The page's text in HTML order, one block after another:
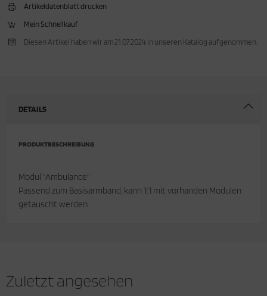
Artikeldatenblatt drucken
Mein Schnellkauf
Diesen Artikel haben wir am 21.07.2024 in unseren Katalog aufgenommen.
DETAILS
PRODUKTBESCHREIBUNG
Modul "Ambulance"
Passend zum Basisarmband, kann 1:1 mit vorhanden Modulen
getauscht werden.
Zuletzt angesehen